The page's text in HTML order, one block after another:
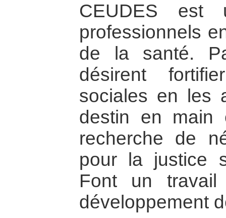
CEUDES est
professionnels
de la santé.
désirent
sociales en les
destin en main
recherche de
pour la justice
Font un
développement